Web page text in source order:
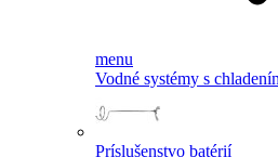
menu
Vodné systémy s
Príslušenstvo batérií